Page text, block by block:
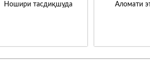
Ношири тасдиқшуда Аломати